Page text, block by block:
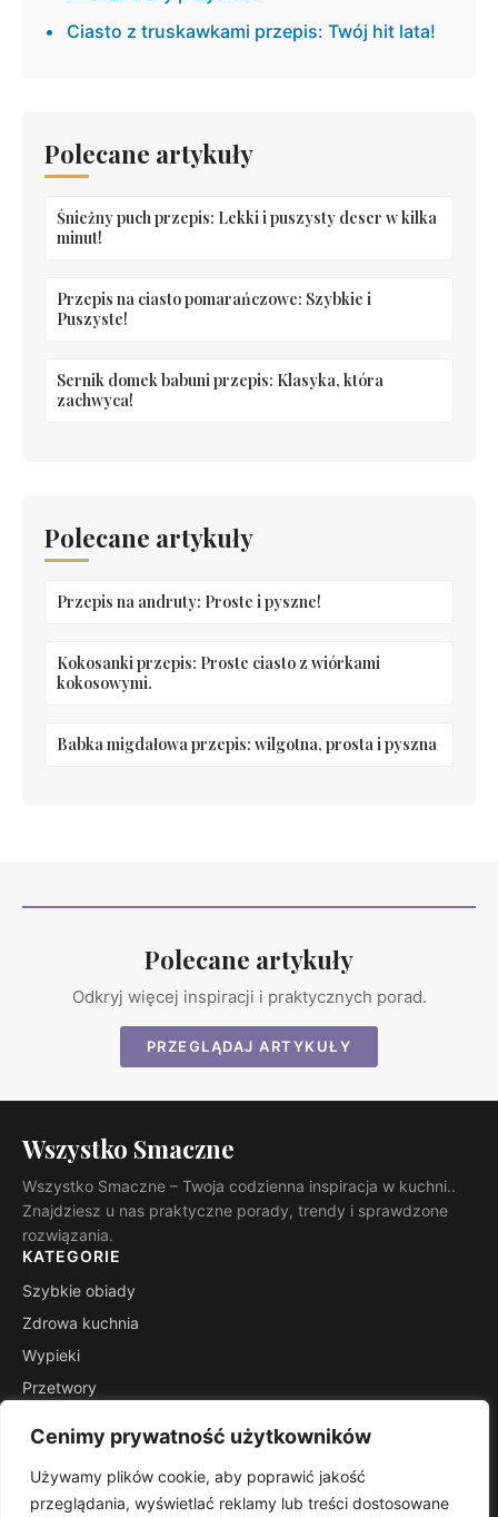
Cenimy prywatność użytkowników
Używamy plików cookie, aby poprawić jakość
przeglądania, wyświetlać reklamy lub treści dostosowane
Ciasto z truskawkami przepis: Twój hit lata!
Polecane artykuły
Śnieżny puch przepis: Lekki i puszysty deser w kilka
minut!
Przepis na ciasto pomarańczowe: Szybkie i
Puszyste!
Sernik domek babuni przepis: Klasyka, która
zachwyca!
Polecane artykuły
Przepis na andruty: Proste i pyszne!
Kokosanki przepis: Proste ciasto z wiórkami
kokosowymi.
Babka migdałowa przepis: wilgotna, prosta i pyszna
Polecane artykuły
Odkryj więcej inspiracji i praktycznych porad.
PRZEGLĄDAJ ARTYKUŁY
Wszystko Smaczne
Wszystko Smaczne – Twoja codzienna inspiracja w kuchni..
Znajdziesz u nas praktyczne porady, trendy i sprawdzone
rozwiązania.
KATEGORIE
Szybkie obiady
Zdrowa kuchnia
Wypieki
Przetwory
Porady mistrza
INFORMACJE